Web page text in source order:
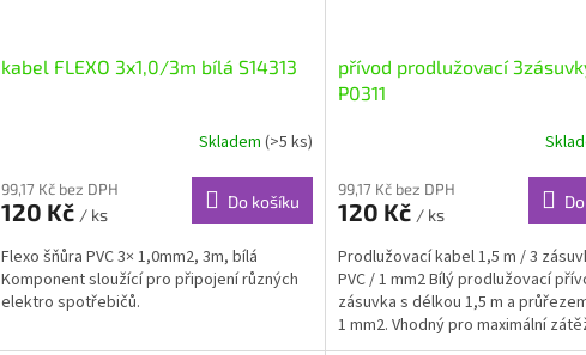
kabel FLEXO 3x1,0/3m bílá S14313
Skladem (>5 ks)
99,17 Kč bez DPH
120 Kč / ks
Do košíku
Flexo šňůra PVC 3× 1,0mm2, 3m, bílá
Komponent sloužící pro připojení různých
elektro spotřebičů.
přívod prodlužovací
P0311
99,17 Kč bez DPH
120 Kč / ks
Prodlužovací kabel 1,5 m / 3
PVC / 1 mm2 Bílý prodlužovací
zásuvka s délkou 1,5 m a
1 mm2. Vhodný pro maximální